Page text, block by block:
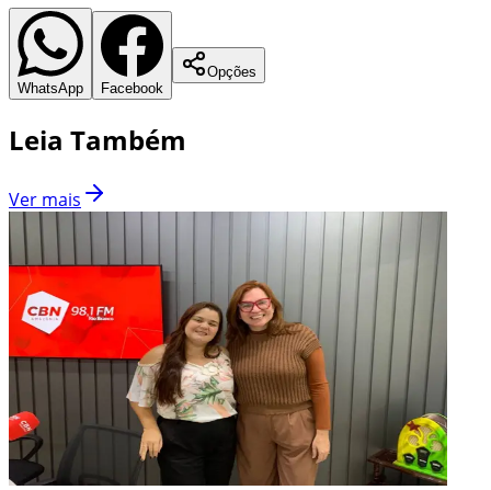
WhatsApp Facebook
Opções
Leia Também
Ver mais